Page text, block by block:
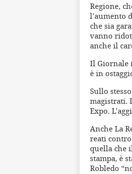
Regione,
l’aumento
che sia
vanno
anche il
Il Giornale
è in
Sullo
magistrati.
Expo.
Anche La
reati
quella che
stampa, è
Robledo